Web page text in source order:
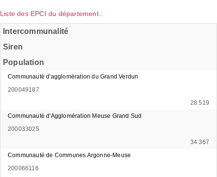
Liste des EPCI du département :
Intercommunalité
Siren
Population
Communauté d'agglomération du Grand Verdun
200049187
28 519
Communauté d'Agglomération Meuse Grand Sud
200033025
34 367
Communauté de Communes Argonne-Meuse
200066116